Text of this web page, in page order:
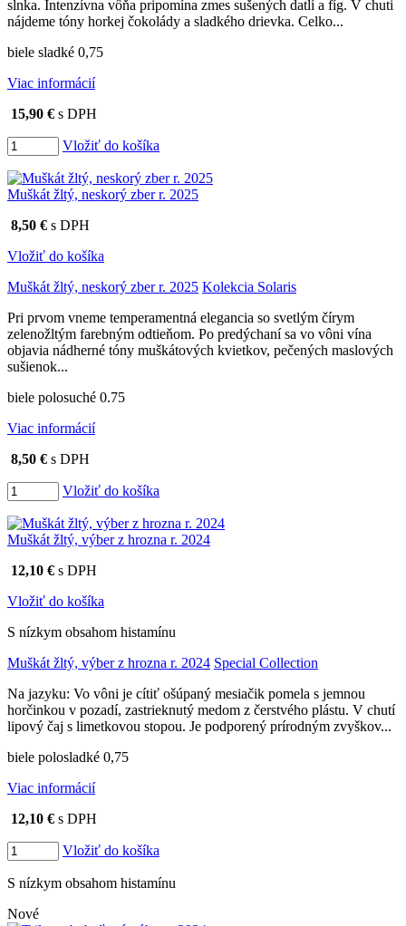
slnka. Intenzívna vôňa pripomína zmes sušených datlí a fíg. V chuti
nájdeme tóny horkej čokolády a sladkého drievka. Celko...
biele sladké 0,75
Viac informácií
15,90 € s DPH
Vložiť do košíka
Muškát žltý, neskorý zber r. 2025
8,50 € s DPH
Vložiť do košíka
Muškát žltý, neskorý zber r. 2025 Kolekcia Solaris
Pri prvom vneme temperamentná elegancia so svetlým čírym
zelenožltým farebným odtieňom. Po predýchaní sa vo vôni vína
objavia nádherné tóny muškátových kvietkov, pečených maslových
sušienok...
biele polosuché 0.75
Viac informácií
8,50 € s DPH
Vložiť do košíka
Muškát žltý, výber z hrozna r. 2024
12,10 € s DPH
Vložiť do košíka
S nízkym obsahom histamínu
Muškát žltý, výber z hrozna r. 2024 Special Collection
Na jazyku: Vo vôni je cítiť ošúpaný mesiačik pomela s jemnou
horčinkou v pozadí, zastrieknutý medom z čerstvého plástu. V chutí
lipový čaj s limetkovou stopou. Je podporený prírodným zvyškov...
biele polosladké 0,75
Viac informácií
12,10 € s DPH
Vložiť do košíka
S nízkym obsahom histamínu
Nové